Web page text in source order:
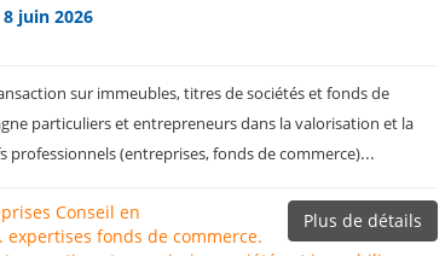
8 juin 2026
sur immeubles, titres de sociétés et fonds de
particuliers et entrepreneurs dans la valorisation et la
professionnels (entreprises, fonds de commerce)...
Plus de détails
Conseil en
expertises fonds de commerce.